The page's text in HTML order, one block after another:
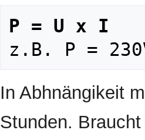
P = U x I
In Abhnängikeit
Stunden.